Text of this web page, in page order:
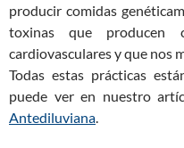
producir comidas
toxinas que producen
cardiovasculares y que nos
Todas estas prácticas
puede ver en nuestro
Antediluviana.